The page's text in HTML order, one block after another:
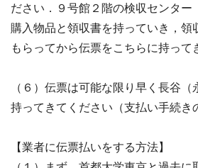
ださい．９号館２階の検収センター
購入物品と領収書を持っていき，領
もらってから伝票をこちらに持って
（６）伝票は可能な限り早く長谷
持ってきてください（支払い手続き
【業者に伝票払いをする方法】